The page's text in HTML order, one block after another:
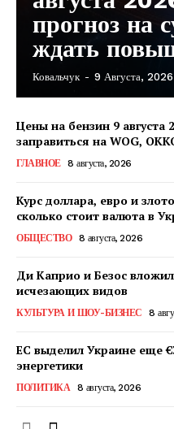
прогноз на
ждать
Ковальчук - 9 Августа, 2026
Цены на бензин 9 августа
заправиться на WOG,
ГЛАВНОЕ 8 августа, 2026
Курс доллара, евро и
сколько стоит валюта в
ОБЩЕСТВО 8 августа, 2026
Ди Каприо и Безос
исчезающих видов
КУЛЬТУРА И ШОУ-БИЗНЕС 8
ЕС выделил Украине еще
энергетики
ПОЛИТИКА 8 августа, 2026